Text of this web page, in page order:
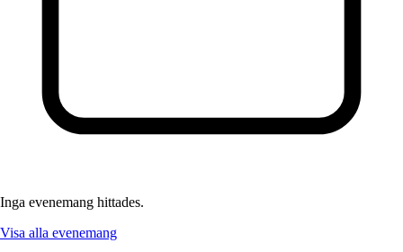
Inga evenemang hittades.
Visa alla evenemang